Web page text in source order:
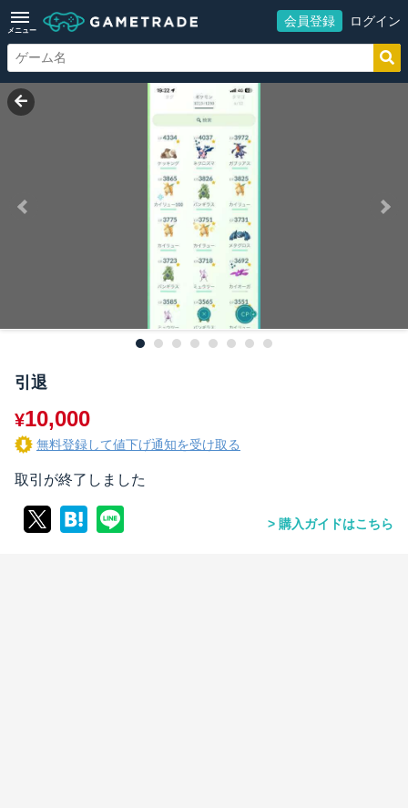
メニュー
会員登録 ログイン
引退
¥10,000
無料登録して値下げ通知を受け取る
取引が終了しました
購入ガイドはこちら